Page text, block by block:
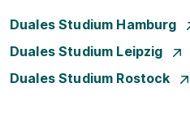
Duales Studium Hamburg
Duales Studium Leipzig
Duales Studium Rostock